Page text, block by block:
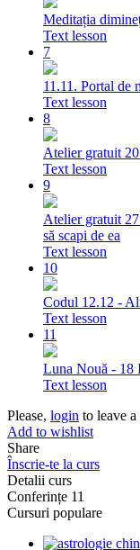
Meditația
Text lesson
7
11.11. Portal de
Text lesson
8
Atelier gratuit
Text lesson
9
Atelier gratuit
să scapi de ea
Text lesson
10
Codul 12.12 -
Text lesson
11
Luna Nouă - 18
Text lesson
Please, login to leave
Add to wishlist
Share
Înscrie-te la curs
Detalii curs
Conferințe 11
Cursuri populare